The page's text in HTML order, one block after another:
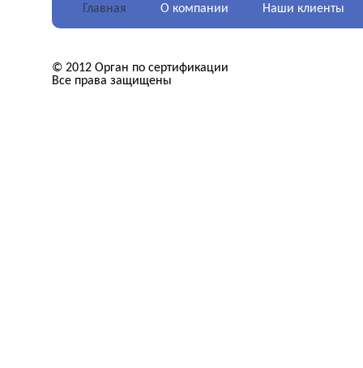
Главная О компании Наши клиенты
© 2012 Орган по сертификации
Все права защищены